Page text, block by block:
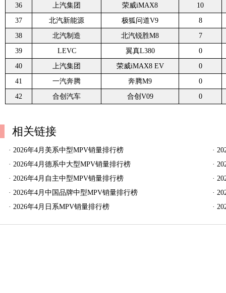
36
上汽集团 荣威iMAX8
10
37
北汽新能源 极狐问道V9
8
38
北汽制造 北汽锐胜M8
7
39
LEVC 翼真L380
0
40
上汽集团 荣威iMAX8 EV
0
41
一汽奔腾 奔腾M9
0
42
合创汽车 合创V09 0
相关链接
· 2026年4月美系中型MPV销量排行榜 ·
· 2026年4月德系中大型MPV销量排行榜 ·
· 2026年4月自主中型MPV销量排行榜 ·
· 2026年4月中国品牌中型MPV销量排行榜 ·
· 2026年4月日系MPV销量排行榜 ·